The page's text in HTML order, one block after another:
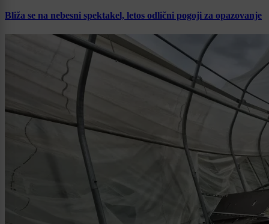
Bliža se na nebesni spektakel, letos odlični pogoji za opazovanje